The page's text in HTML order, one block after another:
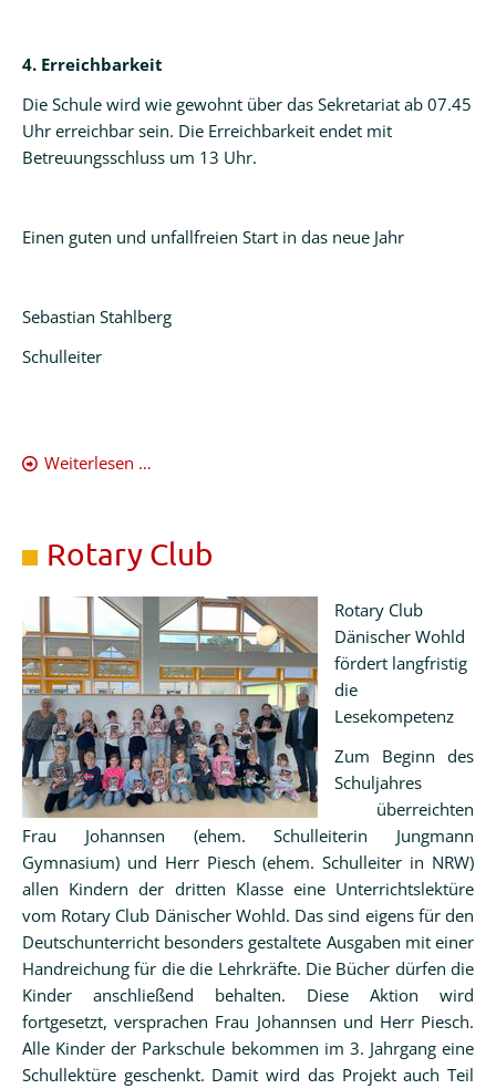
4. Erreichbarkeit
Die Schule wird wie gewohnt über das Sekretariat ab 07.45
Uhr erreichbar sein. Die Erreichbarkeit endet mit
Betreuungsschluss um 13 Uhr.
Einen guten und unfallfreien Start in das neue Jahr
Sebastian Stahlberg
Schulleiter
Weiterlesen …
Rotary Club
Rotary Club
Dänischer Wohld
fördert langfristig
die
Lesekompetenz
Zum Beginn des
Schuljahres
überreichten
Frau Johannsen (ehem. Schulleiterin Jungmann
Gymnasium) und Herr Piesch (ehem. Schulleiter in NRW)
allen Kindern der dritten Klasse eine Unterrichtslektüre
vom Rotary Club Dänischer Wohld. Das sind eigens für den
Deutschunterricht besonders gestaltete Ausgaben mit einer
Handreichung für die die Lehrkräfte. Die Bücher dürfen die
Kinder anschließend behalten. Diese Aktion wird
fortgesetzt, versprachen Frau Johannsen und Herr Piesch.
Alle Kinder der Parkschule bekommen im 3. Jahrgang eine
Schullektüre geschenkt. Damit wird das Projekt auch Teil